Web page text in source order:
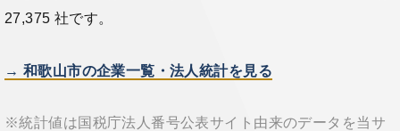
27,375 社です。
→ 和歌山市の企業一覧・法人統計を見る
※統計値は国税庁法人番号公表サイト由来のデータを当サ